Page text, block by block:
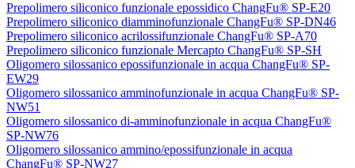
Prepolimero siliconico funzionale epossidico ChangFu® SP-E20
Prepolimero siliconico diamminofunzionale ChangFu® SP-DN46
Prepolimero siliconico acrilossifunzionale ChangFu® SP-A70
Prepolimero siliconico funzionale Mercapto ChangFu® SP-SH
Oligomero silossanico epossifunzionale in acqua ChangFu® SP-
EW29
Oligomero silossanico amminofunzionale in acqua ChangFu® SP-
NW51
Oligomero silossanico di-amminofunzionale in acqua ChangFu®
SP-NW76
Oligomero silossanico ammino/epossifunzionale in acqua
ChangFu® SP-NW27